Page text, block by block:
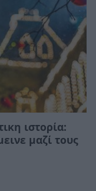
ιστορία:
μαζί τους